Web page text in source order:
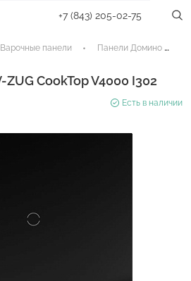
+7 (843) 205-02-75
Варочные панели Панели Домино
CookTop V4000 I302
Есть в наличии